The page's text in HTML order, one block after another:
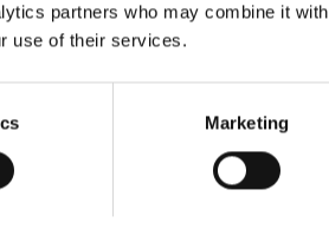
partners who may combine it with
use of their services.
Marketing